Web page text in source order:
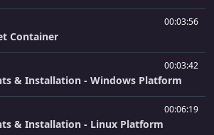
00:03:56
Container
00:03:42
& Installation - Windows Platform
00:06:19
& Installation - Linux Platform